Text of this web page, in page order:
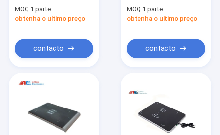
MOQ:1 parte
obtenha o ultimo preço
contacto
frequência
ultraelevada 863-
leitor de ISO18000-
6C/EPC Gen2 RFID
para o sistema de
MOQ:1 parte
obtenha o ultimo preço
contacto